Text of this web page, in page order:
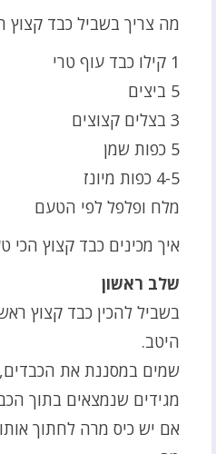
מה צריך בשביל כבד קצוץ
1 קילו כבד עוף טרי
5 ביצים
3 בצלים קצוצים
5 כפות שמן
4-5 כפות מיונז
מלח ופלפל לפי הטעם
איך מכינים כבד קצוץ הכי
שלב ראשון
בשביל להכין כבד קצוץ
היטב.
שמים במסננת את
מגידים שנמצאים בתוך
אם יש כיס מרה לחתוך